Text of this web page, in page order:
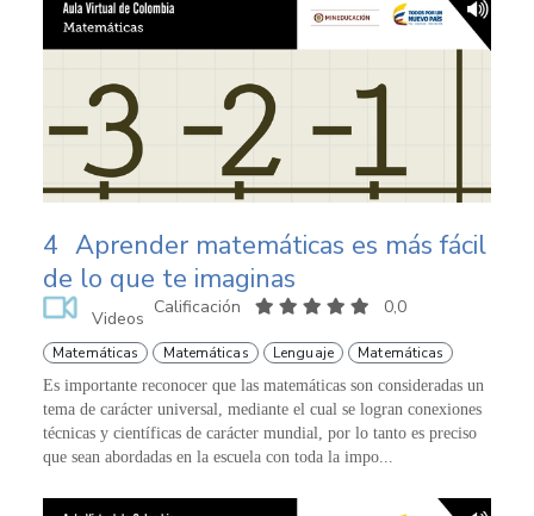
4 Aprender matemáticas es más fácil
de lo que te imaginas
Videos
Calificación 0,0
Matemáticas Matemáticas Lenguaje Matemáticas
Es importante reconocer que las matemáticas son consideradas un
tema de carácter universal, mediante el cual se logran conexiones
técnicas y científicas de carácter mundial, por lo tanto es preciso
que sean abordadas en la escuela con toda la impo...